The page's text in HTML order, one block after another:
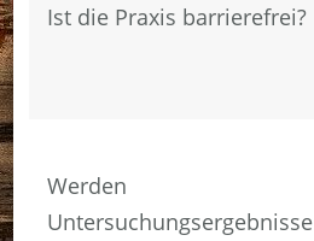
Ist die Praxis barrierefrei?
Werden
Untersuchungsergebnisse